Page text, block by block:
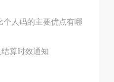
人码的主要优点有哪
算时效通知